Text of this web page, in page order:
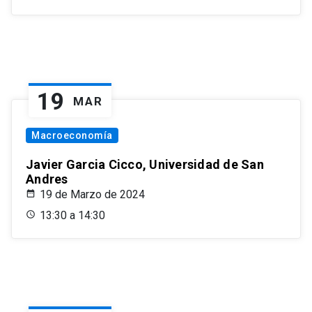
19 MAR
Macroeconomía
Javier Garcia Cicco, Universidad de San
Andres
19 de Marzo de 2024
13:30 a 14:30